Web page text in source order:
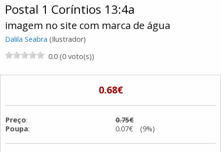
Postal 1 Coríntios 13:4a
imagem no site com marca de água
Dalila Seabra (Ilustrador)
0.0 (0 voto(s))
0.68€
Preço:
0.75€
Poupa: 0.07€ (9%)